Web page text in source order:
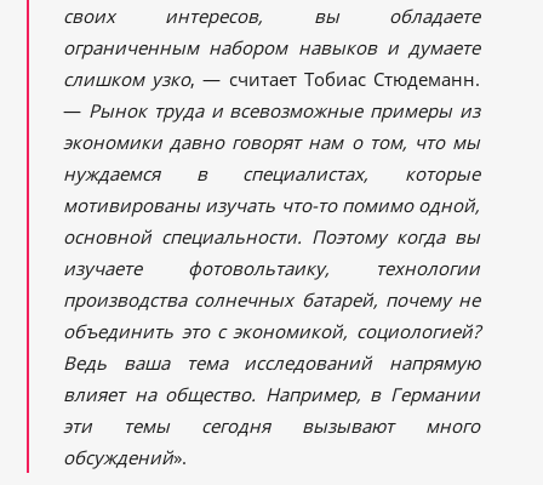
своих интересов, вы обладаете
ограниченным набором навыков и думаете
слишком узко, — считает Тобиас Стюдеманн.
— Рынок труда и всевозможные примеры из
экономики давно говорят нам о том, что мы
нуждаемся в специалистах, которые
мотивированы изучать что-то помимо одной,
основной специальности. Поэтому когда вы
изучаете фотовольтаику, технологии
производства солнечных батарей, почему не
объединить это с экономикой, социологией?
Ведь ваша тема исследований напрямую
влияет на общество. Например, в Германии
эти темы сегодня вызывают много
обсуждений».